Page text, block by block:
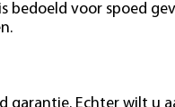
bedoeld voor spoed